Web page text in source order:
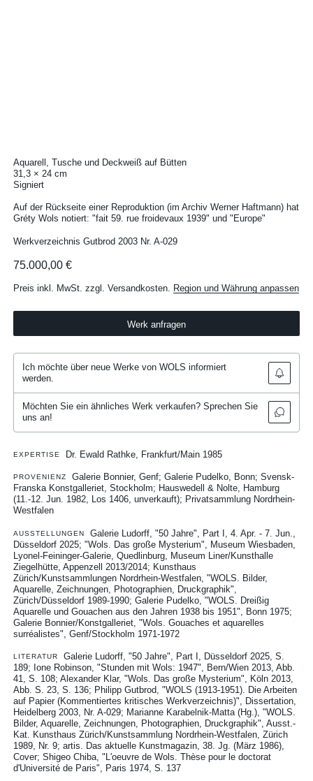
Aquarell, Tusche und Deckweiß auf Bütten
31,3 × 24 cm
Signiert
Auf der Rückseite einer Reproduktion (im Archiv Werner Haftmann) hat
Gréty Wols notiert: "fait 59. rue froidevaux 1939" und "Europe"
Werkverzeichnis Gutbrod 2003 Nr. A-029
75.000,00 €
Preis inkl. MwSt. zzgl. Versandkosten. Region und Währung anpassen
Werk anfragen
Ich möchte über neue Werke von WOLS informiert
werden.
Möchten Sie ein ähnliches Werk verkaufen? Sprechen Sie
uns an!
EXPERTISE Dr. Ewald Rathke, Frankfurt/Main 1985
PROVENIENZ
Galerie Bonnier, Genf; Galerie Pudelko, Bonn; Svensk-
Franska Konstgalleriet, Stockholm; Hauswedell & Nolte, Hamburg
(11.-12. Jun. 1982, Los 1406, unverkauft); Privatsammlung Nordrhein-
Westfalen
AUSSTELLUNGEN
Galerie Ludorff, "50 Jahre", Part I, 4. Apr. - 7. Jun.,
Düsseldorf 2025 "Wols. Das große Mysterium", Museum Wiesbaden,
Lyonel-Feininger-Galerie, Quedlinburg, Museum Liner/Kunsthalle
Ziegelhütte, Appenzell 2013/2014 Kunsthaus
Zürich/Kunstsammlungen Nordrhein-Westfalen, "WOLS. Bilder,
Aquarelle, Zeichnungen, Photographien, Druckgraphik",
Zürich/Düsseldorf 1989-1990 Galerie Pudelko, "WOLS. Dreißig
Aquarelle und Gouachen aus den Jahren 1938 bis 1951", Bonn 1975
Galerie Bonnier/Konstgalleriet, "Wols. Gouaches et aquarelles
surréalistes", Genf/Stockholm 1971-1972
LITERATUR
Galerie Ludorff, "50 Jahre", Part I, Düsseldorf 2025, S.
189
Ione Robinson, "Stunden mit Wols: 1947", Bern/Wien 2013, Abb.
41, S. 108 Alexander Klar, "Wols. Das große Mysterium", Köln 2013,
Abb. S. 23, S. 136
Philipp Gutbrod, "WOLS (1913-1951). Die Arbeiten
auf Papier (Kommentiertes kritisches Werkverzeichnis)", Dissertation,
Heidelberg 2003, Nr. A-029
Marianne Karabelnik-Matta (Hg.), "WOLS.
Bilder, Aquarelle, Zeichnungen, Photographien, Druckgraphik", Ausst.-
Kat. Kunsthaus Zürich/Kunstsammlung Nordrhein-Westfalen, Zürich
1989, Nr. 9 artis. Das aktuelle Kunstmagazin, 38. Jg. (März 1986),
Cover Shigeo Chiba, "L'oeuvre de Wols. Thèse pour le doctorat
d'Université de Paris", Paris 1974, S. 137